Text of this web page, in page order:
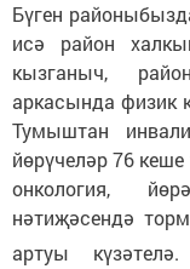
Бүген
исә район
кызганыч,
аркасында физик
Тумыштан
йөрүчеләр 76
онкология,
нәтиҗәсендә
артуы күзәтелә.